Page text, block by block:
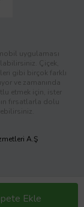
Ekle
uygulaması
Çiçek,
gibi birçok farklı
ve zamanında
etmek için, ister
fırsatlarla dolu
A.Ş